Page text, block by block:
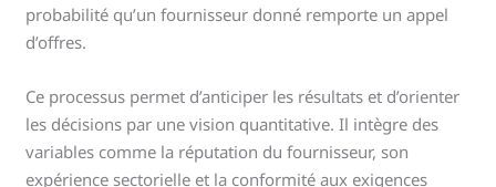
probabilité qu’un fournisseur donné remporte un appel
d’offres.
Ce processus permet d’anticiper les résultats et d’orienter
les décisions par une vision quantitative. Il intègre des
variables comme la réputation du fournisseur, son
expérience sectorielle et la conformité aux exigences